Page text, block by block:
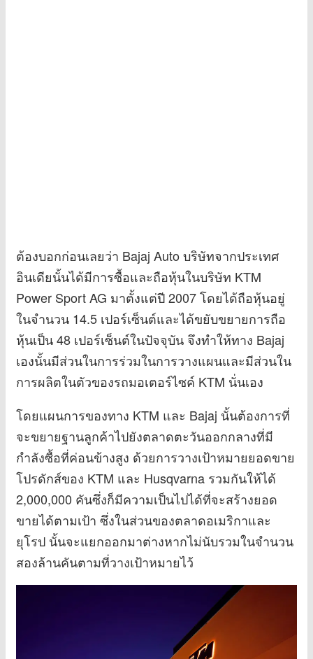
ต้องบอกก่อนเลยว่า Bajaj Auto บริษัทจากประเทศ
อินเดียนั้นได้มีการซื้อและถือหุ้นในบริษัท KTM
Power Sport AG มาตั้งแต่ปี 2007 โดยได้ถือหุ้นอยู่
ในจำนวน 14.5 เปอร์เซ็นต์และได้ขยับขยายการถือ
หุ้นเป็น 48 เปอร์เซ็นต์ในปัจจุบัน จึงทำให้ทาง Bajaj
เองนั้นมีส่วนในการร่วมในการวางแผนและมีส่วนใน
การผลิตในตัวของรถมอเตอร์ไซค์ KTM นั่นเอง
โดยแผนการของทาง KTM และ Bajaj นั้นต้องการที่
จะขยายฐานลูกค้าไปยังตลาดตะวันออกกลางที่มี
กำลังซื้อที่ค่อนข้างสูง ด้วยการวางเป้าหมายยอดขาย
โปรดักส์ของ KTM และ Husqvarna รวมกันให้ได้
2,000,000 คันซึ่งก็มีความเป็นไปได้ที่จะสร้างยอด
ขายได้ตามเป้า ซึ่งในส่วนของตลาดอเมริกาและ
ยุโรป นั้นจะแยกออกมาต่างหากไม่นับรวมในจำนวน
สองล้านคันตามที่วางเป้าหมายไว้